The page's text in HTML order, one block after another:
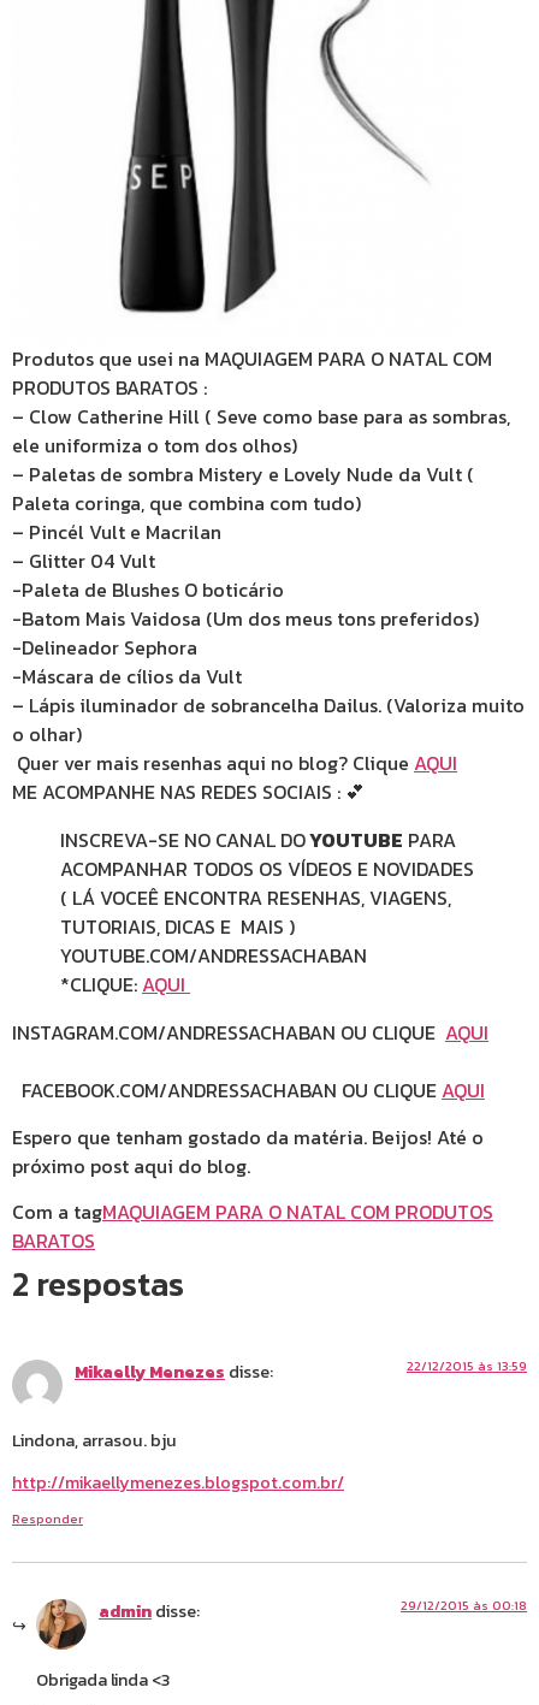
Produtos que usei na MAQUIAGEM PARA O NATAL COM
PRODUTOS BARATOS :
– Clow Catherine Hill ( Seve como base para as sombras,
ele uniformiza o tom dos olhos)
– Paletas de sombra Mistery e Lovely Nude da Vult (
Paleta coringa, que combina com tudo)
– Pincél Vult e Macrilan
– Glitter 04 Vult
-Paleta de Blushes O boticário
-Batom Mais Vaidosa (Um dos meus tons preferidos)
-Delineador Sephora
-Máscara de cílios da Vult
– Lápis iluminador de sobrancelha Dailus. (Valoriza muito
o olhar)
Quer ver mais resenhas aqui no blog? Clique AQUI
ME ACOMPANHE NAS REDES SOCIAIS : 💕
INSCREVA-SE NO CANAL DOYOUTUBE PARA
ACOMPANHAR TODOS OS VÍDEOS E NOVIDADES
( LÁ VOCEÊ ENCONTRA RESENHAS, VIAGENS,
TUTORIAIS, DICAS E MAIS )
YOUTUBE.COM/ANDRESSACHABAN
*CLIQUE:AQUI
INSTAGRAM.COM/ANDRESSACHABAN OU CLIQUE AQUI
FACEBOOK.COM/ANDRESSACHABAN OU CLIQUEAQUI
Espero que tenham gostado da matéria. Beijos! Até o
próximo post aqui do blog.
Com a tagMAQUIAGEM PARA O NATAL COM PRODUTOS
BARATOS
2 respostas
Mikaelly Menezes disse: 22/12/2015 às 13:59
Lindona, arrasou. bju
http://mikaellymenezes.blogspot.com.br/
Responder
admindisse: 29/12/2015 às 00:18
Obrigada linda <3